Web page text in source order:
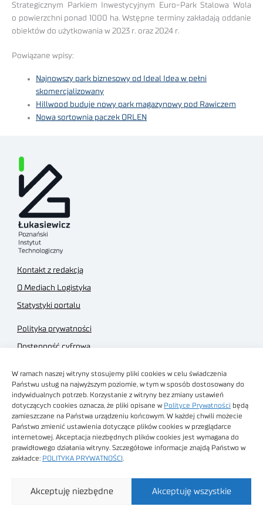
W ramach naszej witryny stosujemy pliki cookies w celu świadczenia
Państwu usług na najwyższym poziomie, w tym w sposób dostosowany do
indywidualnych potrzeb. Korzystanie z witryny bez zmiany ustawień
dotyczących cookies oznacza, że pliki opisane w Polityce Prywatności będą
zamieszczane na Państwa urządzeniu końcowym. W każdej chwili możecie
Państwo zmienić ustawienia dotyczące plików cookies w przeglądarce
internetowej. Akceptacja niezbędnych plików cookies jest wymagana do
prawidłowego działania witryny. Szczegółowe informacje znajdą Państwo w
zakładce: POLITYKA PRYWATNOŚCI
Akceptuję wszystkie
Akceptuję niezbędne
Strategicznym Parkiem Inwestycyjnym Euro-Park Stalowa Wola
o powierzchni ponad 1000 ha. Wstępne terminy zakładają oddanie
obiektów do użytkowania w 2023 r. oraz 2024 r.
Powiązane wpisy:
Najnowszy park biznesowy od Ideal Idea w pełni
skomercjalizowany
Hillwood buduje nowy park magazynowy pod Rawiczem
Nowa sortownia paczek ORLEN
Kontakt z redakcją
O Mediach Logistyka
Statystyki portalu
Polityka prywatności
Dostępność cyfrowa
Regulamin sklepu
Obrazy stockowe
autorstwa
Technologiczny